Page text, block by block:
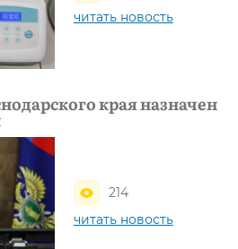
читать новость
края назначен
214
читать новость